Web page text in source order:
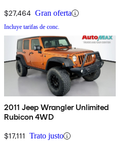
$27,464 Gran oferta
Incluye tarifas de conc.
2011 Jeep Wrangler Unlimited
Rubicon 4WD
$17,111 Trato justo